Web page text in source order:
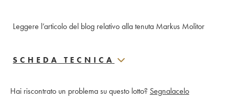
Leggere l’articolo del blog relativo alla tenuta Markus Molitor
SCHEDA TECNICA
Hai riscontrato un problema su questo lotto? Segnalacelo